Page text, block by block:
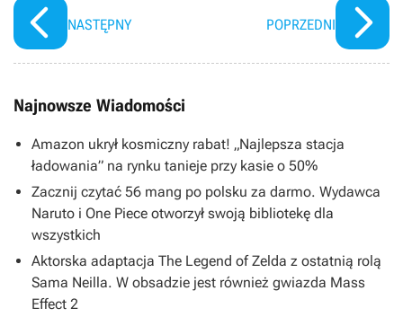
NASTĘPNY POPRZEDNI
Najnowsze Wiadomości
Amazon ukrył kosmiczny rabat! „Najlepsza stacja
ładowania” na rynku tanieje przy kasie o 50%
Zacznij czytać 56 mang po polsku za darmo. Wydawca
Naruto i One Piece otworzył swoją bibliotekę dla
wszystkich
Aktorska adaptacja The Legend of Zelda z ostatnią rolą
Sama Neilla. W obsadzie jest również gwiazda Mass
Effect 2